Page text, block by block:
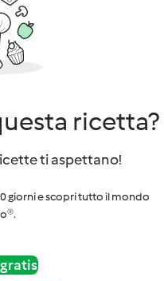
ricetta?
ti aspettano!
giorni e scopri tutto il mondo